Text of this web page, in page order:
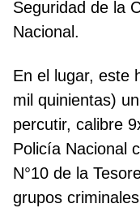
Seguridad de la
Nacional.
En el lugar, este
mil quinientas)
percutir, calibre
Policía Nacional
N°10 de la
grupos